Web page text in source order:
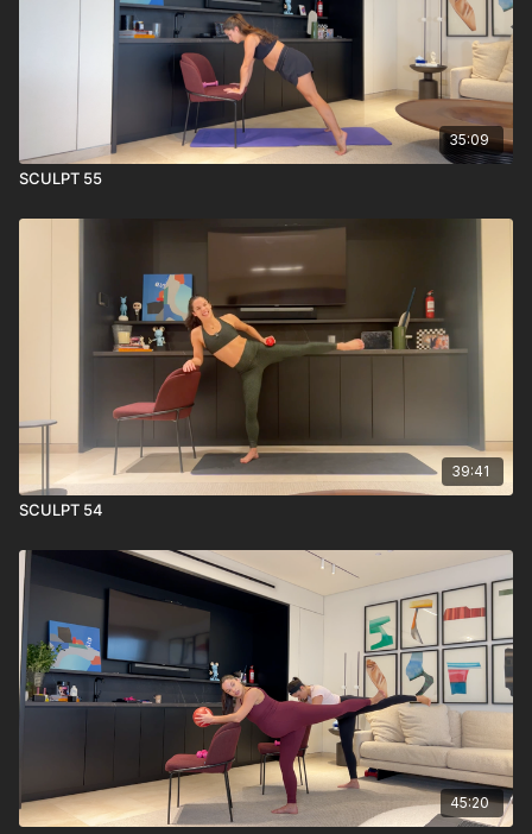
35:09
SCULPT 55
39:41
SCULPT 54
45:20